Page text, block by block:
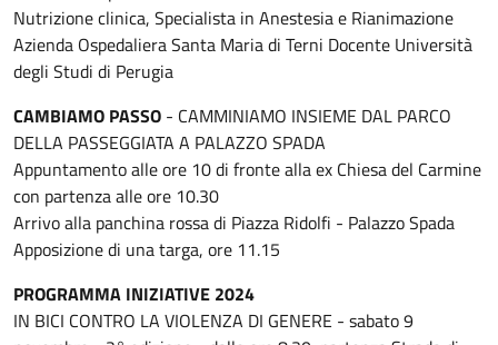
Nutrizione clinica, Specialista in Anestesia e Rianimazione
Azienda Ospedaliera Santa Maria di Terni Docente Università
degli Studi di Perugia
CAMBIAMO PASSO - CAMMINIAMO INSIEME DAL PARCO
DELLA PASSEGGIATA A PALAZZO SPADA
Appuntamento alle ore 10 di fronte alla ex Chiesa del Carmine
con partenza alle ore 10.30
Arrivo alla panchina rossa di Piazza Ridolfi - Palazzo Spada
Apposizione di una targa, ore 11.15
PROGRAMMA INIZIATIVE 2024
IN BICI CONTRO LA VIOLENZA DI GENERE - sabato 9